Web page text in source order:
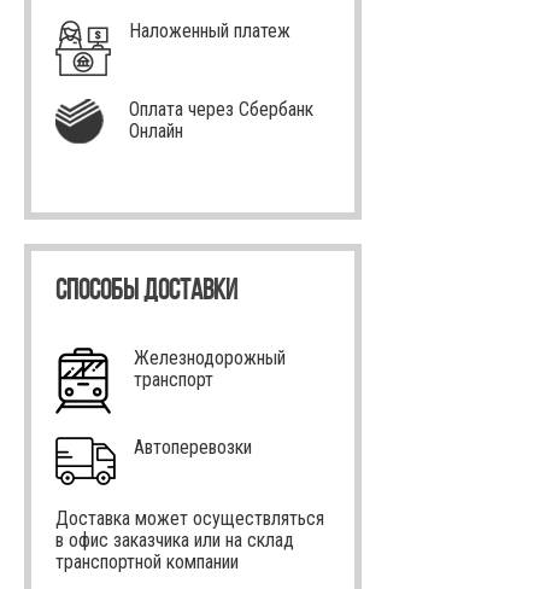
Наложенный платеж
Оплата через Сбербанк
Онлайн
СПОСОБЫ ДОСТАВКИ
Железнодорожный
транспорт
Автоперевозки
Доставка может осуществляться
в офис заказчика или на склад
транспортной компании